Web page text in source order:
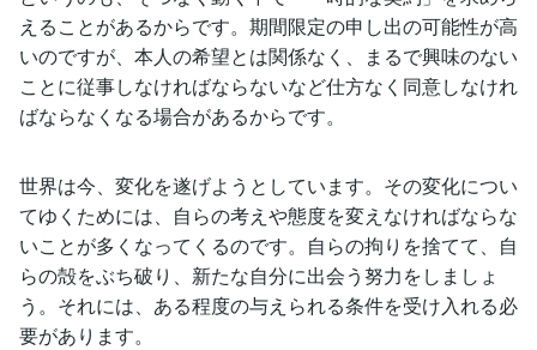
えることがあるからです。期間限定の申し出の可能性が高
いのですが、本人の希望とは関係なく、まるで興味のない
ことに従事しなければならないなど仕方なく同意しなけれ
ばならなくなる場合があるからです。
世界は今、変化を遂げようとしています。その変化につい
てゆくためには、自らの考えや態度を変えなければならな
いことが多くなってくるのです。自らの拘りを捨てて、自
らの殻をぶち破り、新たな自分に出会う努力をしましょ
う。それには、ある程度の与えられる条件を受け入れる必
要があります。